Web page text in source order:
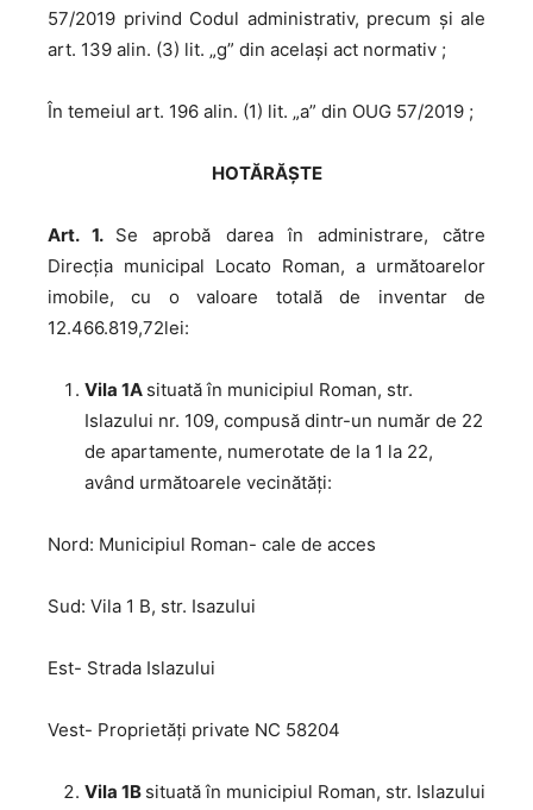
57/2019 privind Codul administrativ, precum și ale
art. 139 alin. (3) lit. „g” din același act normativ ;
În temeiul art. 196 alin. (1) lit. „a” din OUG 57/2019 ;
HOTĂRĂŞTE
Art. 1. Se aprobă darea în administrare, către
Direcția municipal Locato Roman, a următoarelor
imobile, cu o valoare totală de inventar de
12.466.819,72lei:
Vila 1A situată în municipiul Roman, str.
Islazului nr. 109, compusă dintr-un număr de 22
de apartamente, numerotate de la 1 la 22,
având următoarele vecinătăți:
Nord: Municipiul Roman- cale de acces
Sud: Vila 1 B, str. Isazului
Est- Strada Islazului
Vest- Proprietăți private NC 58204
Vila 1B situată în municipiul Roman, str. Islazului